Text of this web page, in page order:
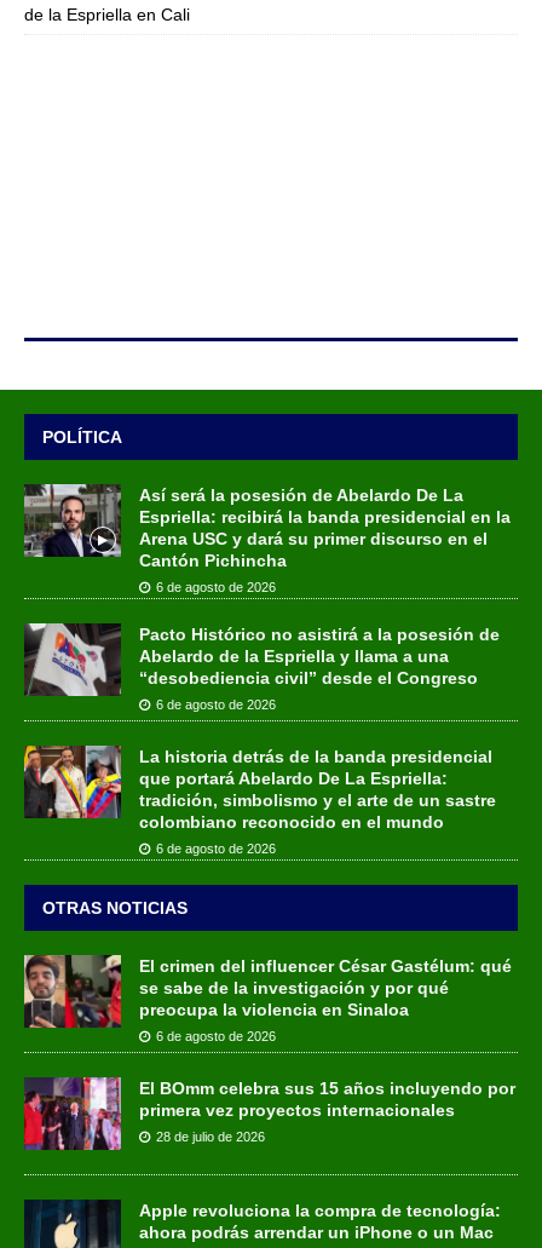
de la Espriella en Cali
POLÍTICA
Así será la posesión de Abelardo De La
Espriella: recibirá la banda presidencial en la
Arena USC y dará su primer discurso en el
Cantón Pichincha
6 de agosto de 2026
Pacto Histórico no asistirá a la posesión de
Abelardo de la Espriella y llama a una
“desobediencia civil” desde el Congreso
6 de agosto de 2026
La historia detrás de la banda presidencial
que portará Abelardo De La Espriella:
tradición, simbolismo y el arte de un sastre
colombiano reconocido en el mundo
6 de agosto de 2026
OTRAS NOTICIAS
El crimen del influencer César Gastélum: qué
se sabe de la investigación y por qué
preocupa la violencia en Sinaloa
6 de agosto de 2026
El BOmm celebra sus 15 años incluyendo por
primera vez proyectos internacionales
28 de julio de 2026
Apple revoluciona la compra de tecnología:
ahora podrás arrendar un iPhone o un Mac